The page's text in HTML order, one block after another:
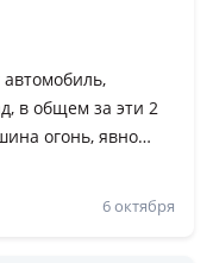
в общем за эти 2
огонь, явно
230к сделал
и колпачки) и
сих пор с завода
6 октября